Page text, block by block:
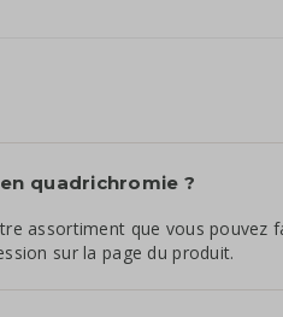
quadrichromie ?
assortiment que vous pouvez
sur la page du produit.